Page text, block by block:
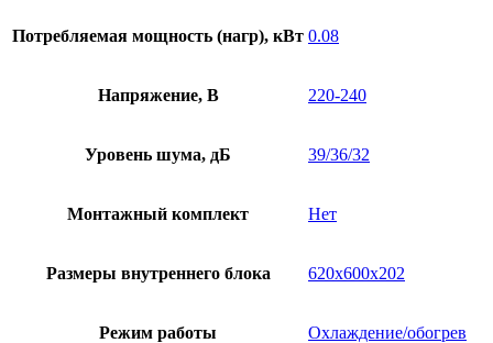
Потребляемая мощность (нагр), кВт 0.08
Напряжение, В 220-240
Уровень шума, дБ 39/36/32
Монтажный комплект Нет
Размеры внутреннего блока 620x600x202
Режим работы Охлаждение/обогрев